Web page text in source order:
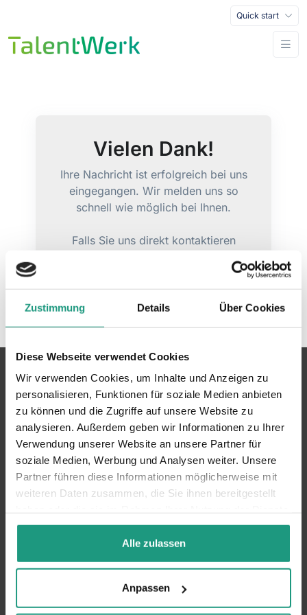
Zustimmung Details Über Cookies
Diese Webseite verwendet Cookies
Wir verwenden Cookies, um Inhalte und Anzeigen zu
personalisieren, Funktionen für soziale Medien anbieten
zu können und die Zugriffe auf unsere Website zu
analysieren. Außerdem geben wir Informationen zu Ihrer
Verwendung unserer Website an unsere Partner für
soziale Medien, Werbung und Analysen weiter. Unsere
Partner führen diese Informationen möglicherweise mit
weiteren Daten zusammen, die Sie ihnen bereitgestellt
gesammelt haben.
Alle zulassen
Anpassen
Quick start
Vielen Dank!
Ihre Nachricht ist erfolgreich bei uns
eingegangen. Wir melden uns so
schnell wie möglich bei Ihnen.
Falls Sie uns direkt kontaktieren
möchten, schreiben Sie uns gerne
hallo@talentwerk.ch.
Ihr Kompetenzcenter für digitale Community
Management Lösungen und Employer Branding
Beratungen
Organisation
Über uns
Produkte
Community Portale
Beratungen